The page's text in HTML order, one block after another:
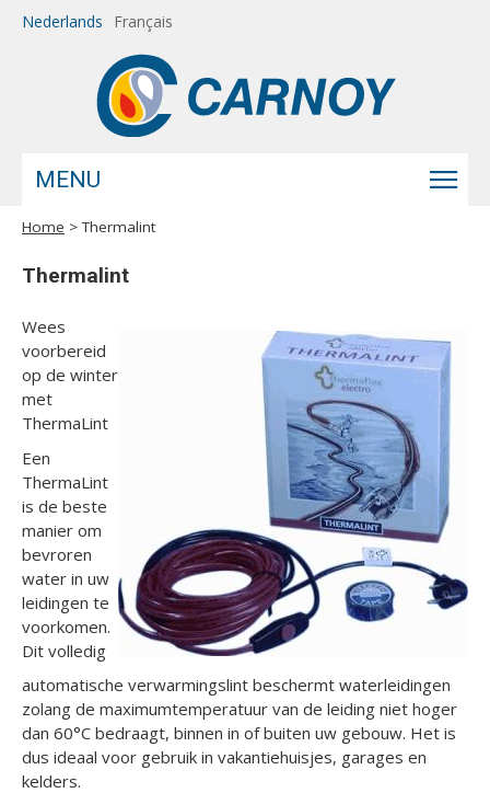
Overslaan en naar de inhoud gaan
Nederlands Français
MENU
U bent hier
Home > Thermalint
Thermalint
Wees
voorbereid
op de winter
met
ThermaLint
Een
ThermaLint
is de beste
manier om
bevroren
water in uw
leidingen te
voorkomen.
Dit volledig
automatische verwarmingslint beschermt waterleidingen
zolang de maximumtemperatuur van de leiding niet hoger
dan 60°C bedraagt, binnen in of buiten uw gebouw. Het is
dus ideaal voor gebruik in vakantiehuisjes, garages en
kelders.